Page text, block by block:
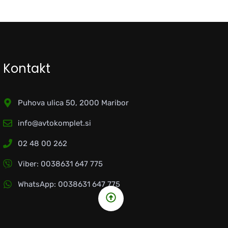
Kontakt
Puhova ulica 50, 2000 Maribor
info@avtokomplet.si
02 48 00 262
Viber: 0038631 647 775
WhatsApp: 0038631 647 775